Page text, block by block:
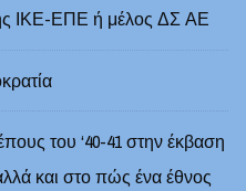
ΙΚΕ-ΕΠΕ ή μέλος ΔΣ ΑΕ
του ‘40-41 στην έκβαση
και στο πώς ένα έθνος